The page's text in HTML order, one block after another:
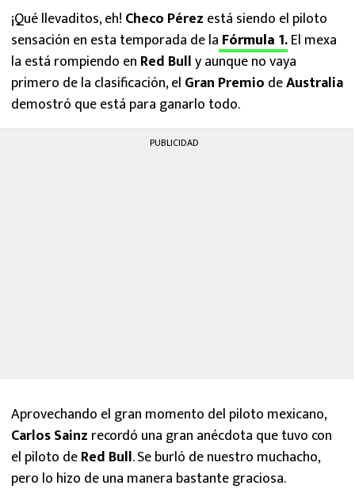
¡Qué llevaditos, eh! Checo Pérez está siendo el piloto
sensación en esta temporada de la Fórmula 1.El mexa
la está rompiendo en Red Bully aunque no vaya
primero de la clasificación, el Gran Premio deAustralia
demostró que está para ganarlo todo.
PUBLICIDAD
Aprovechando el gran momento del piloto mexicano,
Carlos Sainz recordó una gran anécdota que tuvo con
el piloto deRed Bull. Se burló de nuestro muchacho,
pero lo hizo de una manera bastante graciosa.